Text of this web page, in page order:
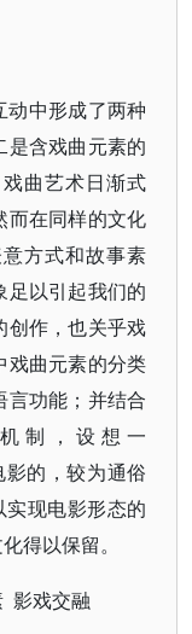
动中形成了两种
是含戏曲元素的
曲艺术日渐式
而在同样的文化
方式和故事素
足以引起我们的
创作，也关乎戏
戏曲元素的分类
言功能；并结合
制，设想一
影的，较为通俗
现电影形态的
得以保留。
影戏交融